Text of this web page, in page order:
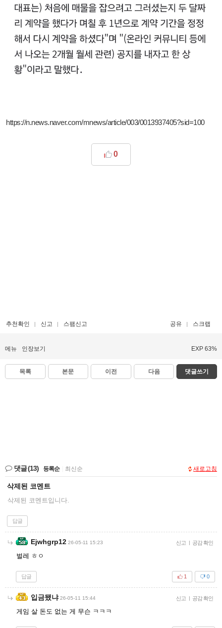
https://n.news.naver.com/mnews/article/003/0013937405?sid=100
0
추천확인 신고 스팸신고 공유 스크랩
메뉴 인장보기 EXP 63%
목록 본문 이전 다음 댓글쓰기
댓글(13) 등록순 최신순 새로고침
삭제된 코멘트
삭제된 코멘트입니다.
답글
Ejwhgrp12 26-05-11 15:23 신고 | 공감 확인
벌레 ㅎㅇ
답글 0
1
입금됐냐 26-05-11 15:44 신고 | 공감 확인
게임 살 돈도 없는 게 무슨 ㅋㅋㅋ